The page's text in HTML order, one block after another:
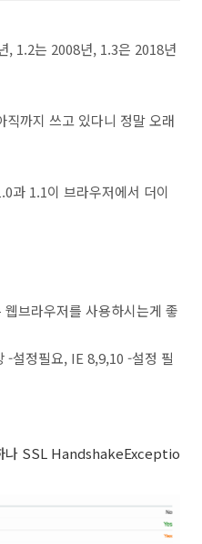
, 1.2는 2008년, 1.3은 2018년
까지 쓰고 있다니 정말 오래
과 1.1이 브라우저에서 더이
브라우저를 사용하시는게 좋
-설정필요, IE 8,9,10 -설정 필
나 SSL HandshakeExceptio